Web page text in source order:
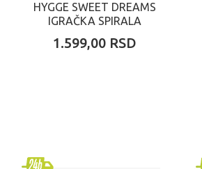
HYGGE SWEET DREAMS
IGRAČKA SPIRALA
1.599,00 RSD